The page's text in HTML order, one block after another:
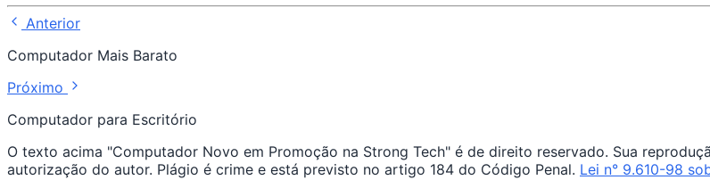
Anterior
Computador Mais Barato
Próximo
Computador para Escritório
O texto acima "Computador Novo em Promoção na Strong Tech" é de direito reservado. Sua
autorização do autor. Plágio é crime e está previsto no artigo 184 do Código Penal. Lei n° 9.610-98